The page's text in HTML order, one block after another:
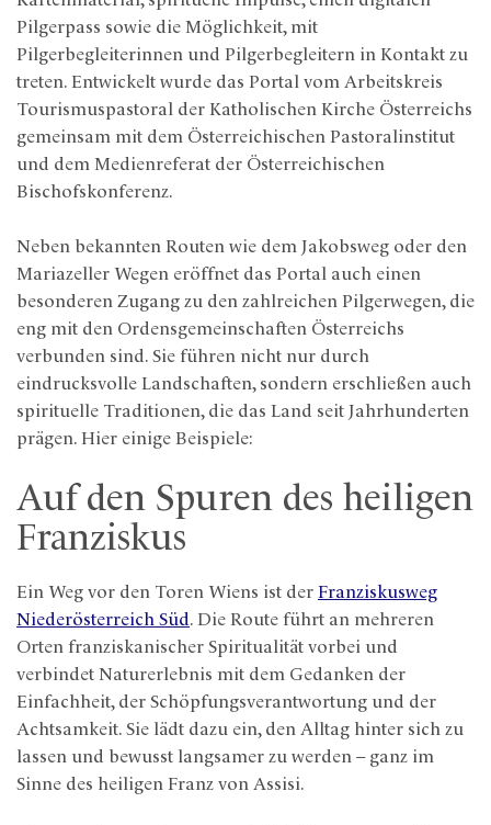
Pilgerpass sowie die Möglichkeit, mit
Pilgerbegleiterinnen und Pilgerbegleitern in Kontakt zu
treten. Entwickelt wurde das Portal vom Arbeitskreis
Tourismuspastoral der Katholischen Kirche Österreichs
gemeinsam mit dem Österreichischen Pastoralinstitut
und dem Medienreferat der Österreichischen
Bischofskonferenz.
Neben bekannten Routen wie dem Jakobsweg oder den
Mariazeller Wegen eröffnet das Portal auch einen
besonderen Zugang zu den zahlreichen Pilgerwegen, die
eng mit den Ordensgemeinschaften Österreichs
verbunden sind. Sie führen nicht nur durch
eindrucksvolle Landschaften, sondern erschließen auch
spirituelle Traditionen, die das Land seit Jahrhunderten
prägen. Hier einige Beispiele:
Auf den Spuren des heiligen
Franziskus
Ein Weg vor den Toren Wiens ist der Franziskusweg
Niederösterreich Süd. Die Route führt an mehreren
Orten franziskanischer Spiritualität vorbei und
verbindet Naturerlebnis mit dem Gedanken der
Einfachheit, der Schöpfungsverantwortung und der
Achtsamkeit. Sie lädt dazu ein, den Alltag hinter sich zu
lassen und bewusst langsamer zu werden – ganz im
Sinne des heiligen Franz von Assisi.